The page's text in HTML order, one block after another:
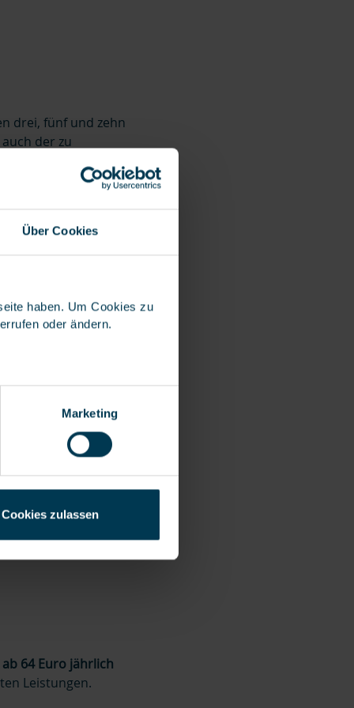
Über Cookies
haben. Um Cookies zu
oder ändern.
Marketing
Cookies zulassen
drei, fünf und zehn
der zu
mal am Beispiel
ab 64 Euro jährlich
Leistungen.